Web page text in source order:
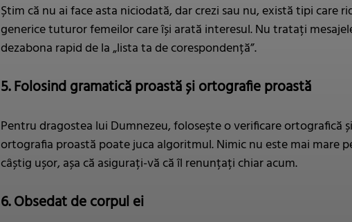
Știm că nu ai face asta niciodată, dar crezi sau nu, există tipi
generice tuturor femeilor care își arată interesul. Nu tratați
dezabona rapid de la „lista ta de corespondență”.
5. Folosind gramatică proastă și ortografie proastă
Pentru dragostea lui Dumnezeu, folosește o verificare
ortografia proastă poate juca algoritmul. Nimic nu este mai mare
câștig ușor, așa că asigurați-vă că îl renunțați chiar acum.
6. Obsedat de corpul ei